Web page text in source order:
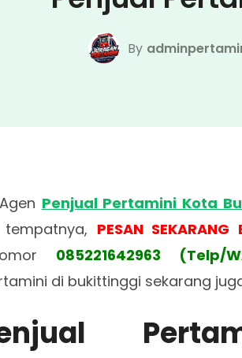
By
Penjual Pertamini Kota
PESAN
085221642963 (Telp/
di bukittinggi sekarang